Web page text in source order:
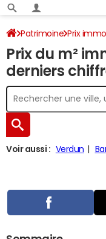
Patrimoine Prix
Prix du m²
derniers
Voir aussi : Verdun